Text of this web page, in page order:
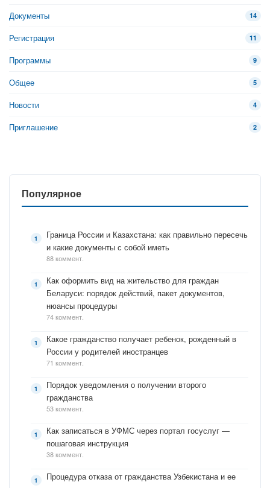
Документы 14
Регистрация 11
Программы 9
Общее 5
Новости 4
Приглашение 2
Популярное
Граница России и Казахстана: как правильно пересечь
и какие документы с собой иметь
88 коммент.
Как оформить вид на жительство для граждан
Беларуси: порядок действий, пакет документов,
нюансы процедуры
74 коммент.
Какое гражданство получает ребенок, рожденный в
России у родителей иностранцев
71 коммент.
Порядок уведомления о получении второго
гражданства
53 коммент.
Как записаться в УФМС через портал госуслуг —
пошаговая инструкция
38 коммент.
Процедура отказа от гражданства Узбекистана и ее